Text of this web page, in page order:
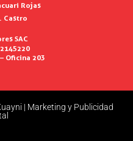
Rojas
Castro
SAC
Oficina 203
| Marketing y Publicidad